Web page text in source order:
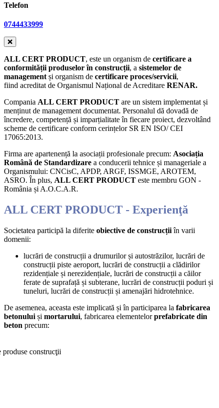
Telefon
0744433999
ALL CERT PRODUCT, este un organism de certificare a
conformității produselor în construcții, a sistemelor de
management și organism de certificare proces/servicii,
fiind acreditat de Organismul Național de Acreditare RENAR.
Compania ALL CERT PRODUCT are un sistem implementat și
menținut de management documentat. Personalul dă dovadă de
încredere, competență și imparțialitate în fiecare proiect, dezvoltând
scheme de certificare conform cerințelor SR EN ISO/ CEI
17065:2013.
Firma are apartenență la asociații profesionale precum: Asociația
Română de Standardizare a conducerii tehnice și manageriale a
Organismului: CNCisC, APDP, ARGF, ISSMGE, AROTEM,
ASRO. În plus, ALL CERT PRODUCT este membru GON -
România și A.O.C.A.R.
ALL CERT PRODUCT - Experienţă
Societatea participă la diferite obiective de construcțiiîn varii
domenii:
lucrări de construcții a drumurilor și autostrăzilor, lucrări de
construcții piste aeroport, lucrări de construcții a clădirilor
rezidențiale și nerezidențiale, lucrări de construcții a căilor
ferate de suprafață și subterane, lucrări de construcții poduri și
tuneluri, lucrări de construcții și amenajări hidrotehnice.
De asemenea, aceasta este implicată și în participarea la fabricarea
betonului și mortarului, fabricarea elementelorprefabricate din
beton precum: